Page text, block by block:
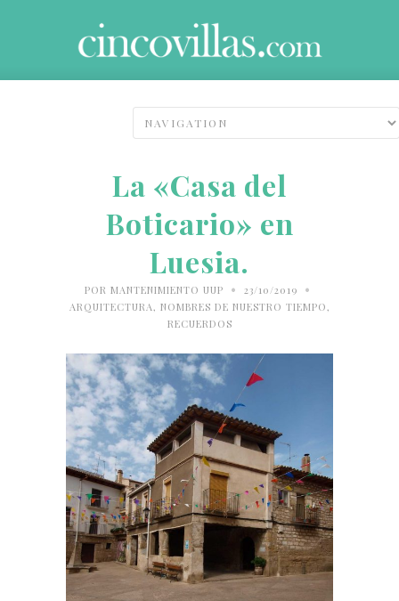
La «Casa del
Boticario» en
Luesia.
POR MANTENIMIENTO UUP • 23/10/2019 •
ARQUITECTURA , NOMBRES DE NUESTRO TIEMPO ,
RECUERDOS